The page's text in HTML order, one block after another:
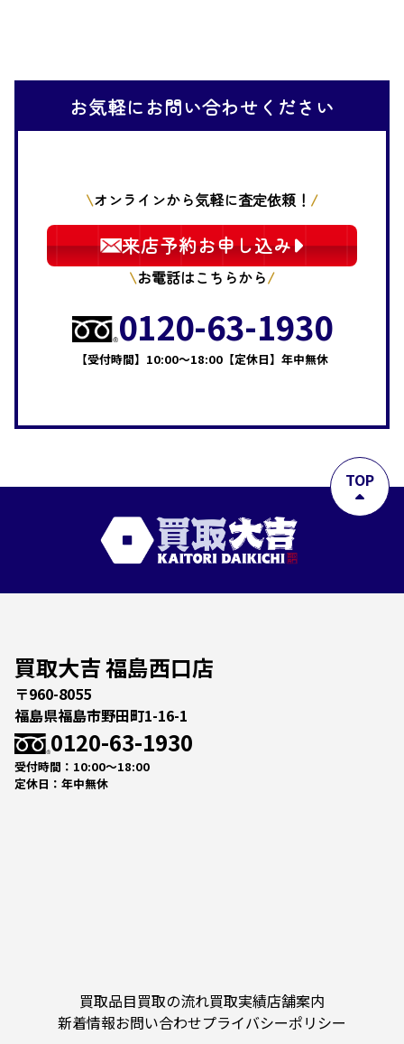
お気軽にお問い合わせください
オンラインから気軽に査定依頼！
来店予約お申し込み
お電話はこちらから
0120-63-1930
【受付時間】10:00～18:00【定休日】年中無休
買取大吉 福島西口店
〒960-8055
福島県福島市野田町1-16-1
0120-63-1930
受付時間：10:00～18:00
定休日：年中無休
買取品目買取の流れ買取実績店舗案内
新着情報お問い合わせプライバシーポリシー
TOP